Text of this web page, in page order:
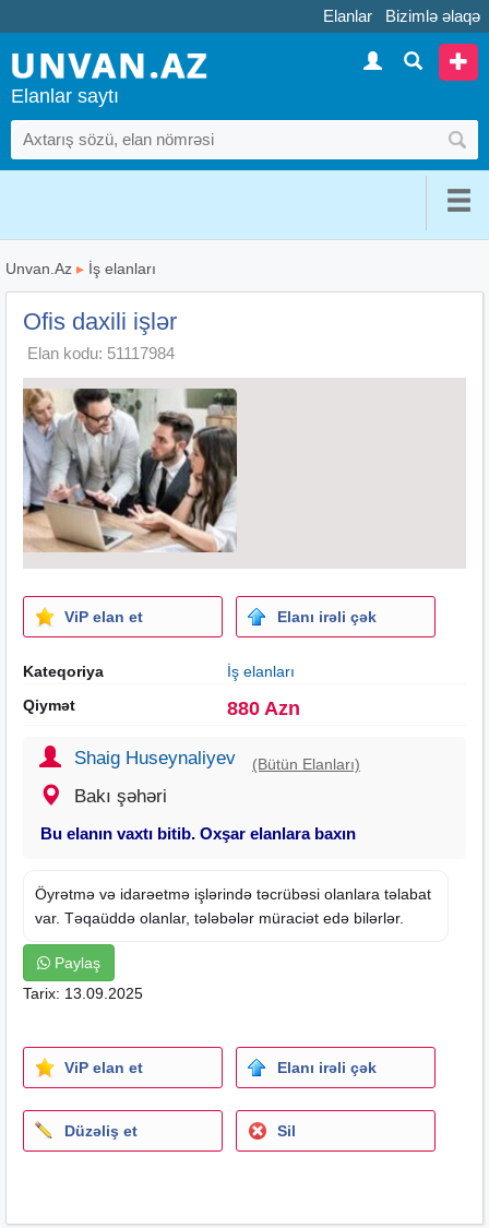
Elanlar Bizimlə əlaqə
Elanlar saytı
Unvan.Az ▸ İş elanları
Ofis daxili işlər
Elan kodu: 51117984
ViP elan et Elanı irəli çək
Kateqoriya
İş elanları
Qiymət
880 Azn
Shaig Huseynaliyev (Bütün Elanları)
Bakı şəhəri
Bu elanın vaxtı bitib. Oxşar elanlara baxın
Öyrətmə və idarəetmə işlərində təcrübəsi olanlara təlabat
var. Təqaüddə olanlar, tələbələr müraciət edə bilərlər.
Paylaş
Tarix: 13.09.2025
ViP elan et Elanı irəli çək
Düzəliş et Sil